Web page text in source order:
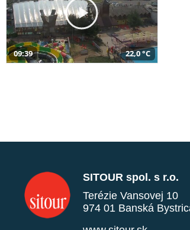
09:39 22,0 °C
SITOUR spol. s r.o.
Terézie Vansovej 10
974 01 Banská